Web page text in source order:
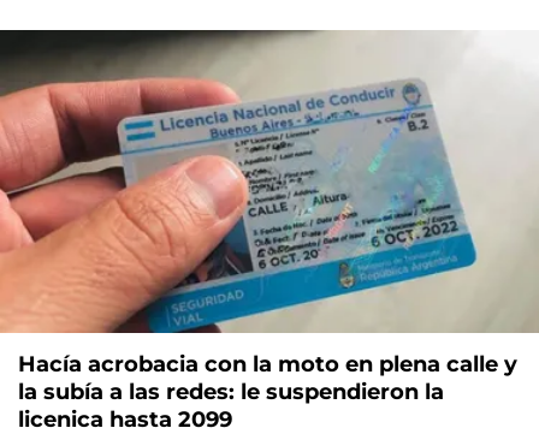
Hacía acrobacia con la moto en plena calle y
la subía a las redes: le suspendieron la
licenica hasta 2099